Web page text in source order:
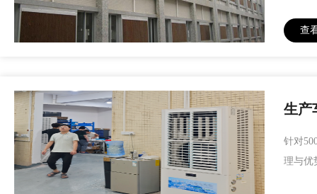
查
生产
针对
理与优